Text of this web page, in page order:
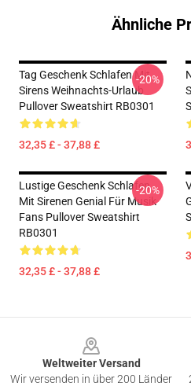
Ähnliche
Tag Geschenk Schlafen Mit
Sirens Weihnachts-Urlaub
Pullover Sweatshirt RB0301
32,35 £ - 37,88 £
-20%
Lustige Geschenk Schlafen
Mit Sirenen Genial Für Musik
Fans Pullover Sweatshirt
RB0301
32,35 £ - 37,88 £
-20%
Weltweiter Versand
Wir versenden in über 200 Länder